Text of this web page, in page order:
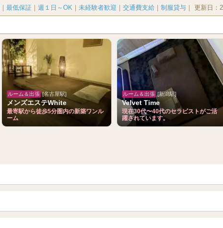
｜ 最低保証 ｜ 週１日～OK ｜ 未経験者歓迎 ｜ 交通費支給 ｜ 制服貸与 ｜ 更新日：
ルーム＆出張 [名古屋駅]
メンズエステWhite
最寄駅から徒歩5分圏内の新築ワンル
ーム
ルーム＆出張 [新潟駅]
Velvet Time
現在30代〜40代のセラピストがご活
躍されています。
青森
岩手 (盛岡・北上)